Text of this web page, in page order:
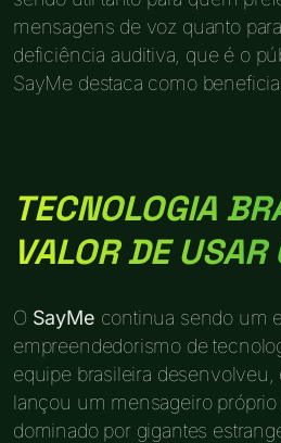
mensagens de voz quanto
deficiência auditiva, que é o
SayMe destaca como
TECNOLOGIA
VALOR DE
O SayMe continua sendo um
empreendedorismo de
equipe brasileira
lançou um mensageiro
dominado por gigantes